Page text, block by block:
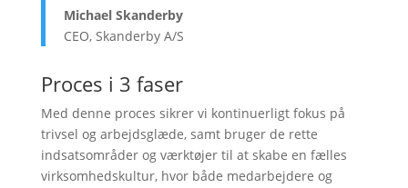
Michael Skanderby
CEO, Skanderby A/S
Proces i 3 faser
Med denne proces sikrer vi kontinuerligt fokus på
trivsel og arbejdsglæde, samt bruger de rette
indsatsområder og værktøjer til at skabe en fælles
virksomhedskultur, hvor både medarbejdere og